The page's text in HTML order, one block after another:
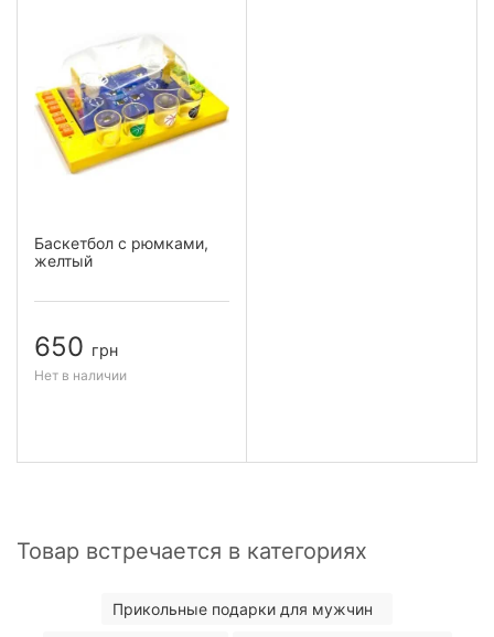
Баскетбол с рюмками,
желтый
650 грн
Нет в наличии
Товар встречается в категориях
Прикольные подарки для мужчин